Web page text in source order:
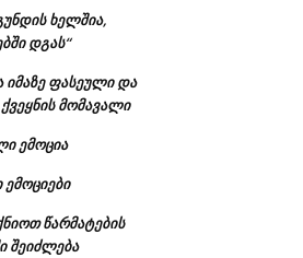
ხელშია,
დგას“
იმაზე ფასეული და
მომავალი
ემოცია
წარმატების
შეიძლება